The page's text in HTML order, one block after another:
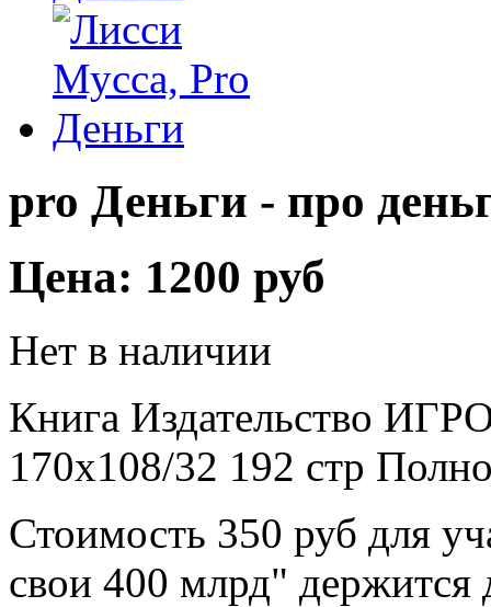
pro Деньги - про
Цена: 1200 руб
Нет в наличии
Книга Издательство
170х108/32 192 стр
Стоимость 350 руб для
свои 400 млрд"